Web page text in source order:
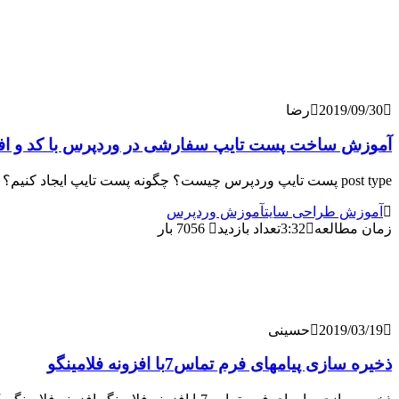
2019/09/30 رضا
آموزش ساخت پست تایپ سفارشی در وردپرس با کد و
post type پست تایپ وردپرس چیست؟ چگونه پست تایپ ایجاد کنیم؟ یکی از قابلیت های مفیدی که وردپرس دارد. امکان ساخت پست تایپ سفارشی می باشد. در این
آموزش طراحی سایتآموزش وردپرس
زمان مطالعه
3:32تعداد بازدید
2019/03/19 حسینی
ذخیره سازی پیامهای فرم تماس7با افزونه فلامینگو